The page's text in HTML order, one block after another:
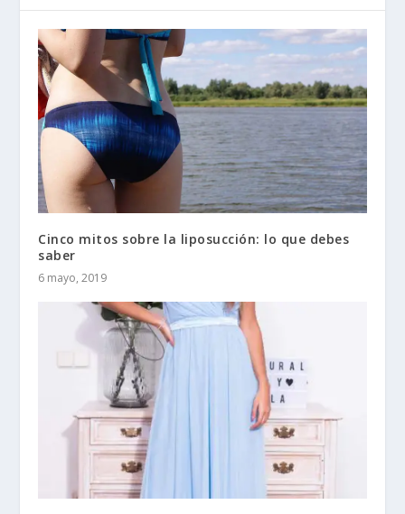
Cinco mitos sobre la liposucción: lo que debes
saber
6 mayo, 2019